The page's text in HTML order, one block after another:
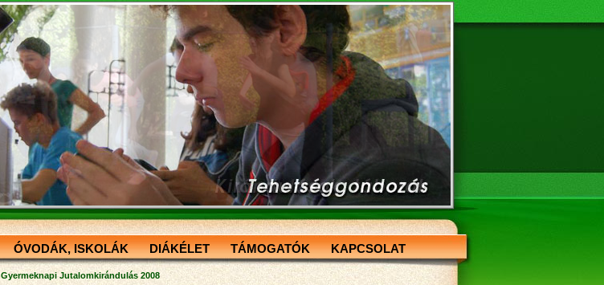
ÓVODÁK, ISKOLÁK DIÁKÉLET TÁMOGATÓK KAPCSOLAT
Gyermeknapi Jutalomkirándulás 2008